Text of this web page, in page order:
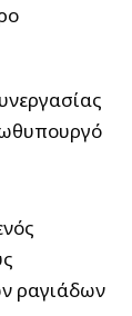
ραγιάδων